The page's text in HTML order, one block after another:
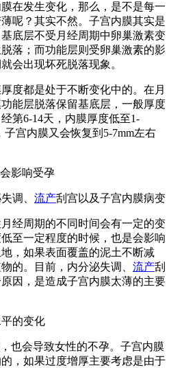
在发生变化，那么，是不是每一
呢？其实不然。子宫内膜其实是
底层不受月经周期中卵巢激素变
落；而功能层则受卵巢激素的影
会出现坏死脱落现象。
度都是处于不断变化中的。在月
能层脱落保留基底层，一般厚度
第6-14天，内膜厚度低至1-
子宫内膜又会恢复到5-7mm左右
影响受孕
调、 流产刮宫以及子宫内膜病变
经周期的不同时间会有一定的变
至一定程度的时候，也是会影响
，如果表面覆盖的泥土不断减
的。目前，内分泌失调、 流产刮
因，是造成子宫内膜太薄的主要
的变化
也会导致女性的不孕。子宫内膜
，如果过度增厚主要考虑是由于